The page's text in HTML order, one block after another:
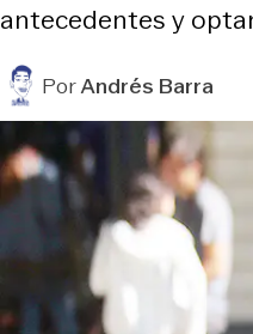
antecedentes y
PorAndrés Barra